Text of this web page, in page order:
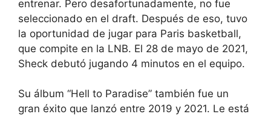
entrenar. Pero desafortunadamente, no fue
seleccionado en el draft. Después de eso, tuvo
la oportunidad de jugar para Paris basketball,
que compite en la LNB. El 28 de mayo de 2021,
Sheck debutó jugando 4 minutos en el equipo.
Su álbum “Hell to Paradise” también fue un
gran éxito que lanzó entre 2019 y 2021. Le está